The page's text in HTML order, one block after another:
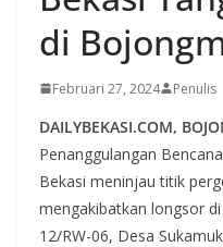
di
Februari 27, 2024 Penulis
DAILYBEKASI.COM,
Penanggulangan
Bekasi meninjau titik
mengakibatkan longsor
12/RW-06, Desa